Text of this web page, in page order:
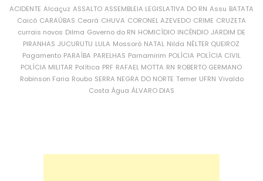
ACIDENTE Alcaçuz ASSALTO ASSEMBLEIA LEGISLATIVA DO RN Assu BATATA
Caicó CARAÚBAS Ceará CHUVA CORONEL AZEVEDO CRIME CRUZETA
currais novos Dilma Governo do RN HOMICÍDIO INCÊNDIO JARDIM DE
PIRANHAS JUCURUTU LULA Mossoró NATAL Nilda NÉLTER QUEIROZ
Pagamento PARAÍBA PARELHAS Parnamirim POLÍCIA POLÍCIA CIVIL
POLÍCIA MILITAR Política PRF RAFAEL MOTTA RN ROBERTO GERMANO
Robinson Faria Roubo SERRA NEGRA DO NORTE Temer UFRN Vivaldo
Costa Água ÁLVARO DIAS